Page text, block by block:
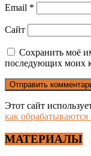
Email *
Сайт
Сохранить моё
последующих моих
Этот сайт
как
МАТЕРИАЛЫ